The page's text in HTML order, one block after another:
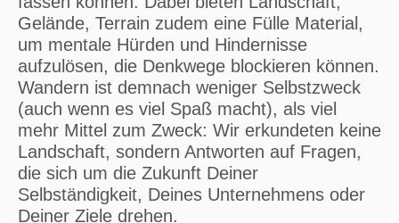
Gelände, Terrain zudem eine Fülle Material,
um mentale Hürden und Hindernisse
aufzulösen, die Denkwege blockieren können.
Wandern ist demnach weniger Selbstzweck
(auch wenn es viel Spaß macht), als viel
mehr Mittel zum Zweck: Wir erkundeten keine
Landschaft, sondern Antworten auf Fragen,
die sich um die Zukunft Deiner
Selbständigkeit, Deines Unternehmens oder
Deiner Ziele drehen.